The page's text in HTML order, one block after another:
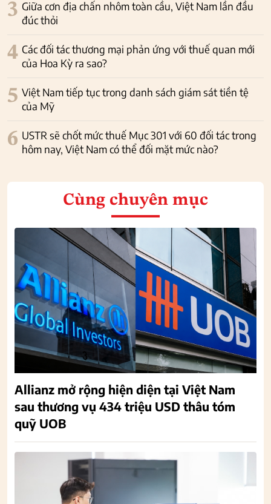
3 Giữa cơn địa chấn nhôm toàn cầu, Việt Nam lần đầu
đúc thỏi
4 Các đối tác thương mại phản ứng với thuế quan mới
của Hoa Kỳ ra sao?
5 Việt Nam tiếp tục trong danh sách giám sát tiền tệ
của Mỹ
6 USTR sẽ chốt mức thuế Mục 301 với 60 đối tác trong
hôm nay, Việt Nam có thể đối mặt mức nào?
Cùng chuyên mục
Allianz mở rộng hiện diện tại Việt Nam
sau thương vụ 434 triệu USD thâu tóm
quỹ UOB